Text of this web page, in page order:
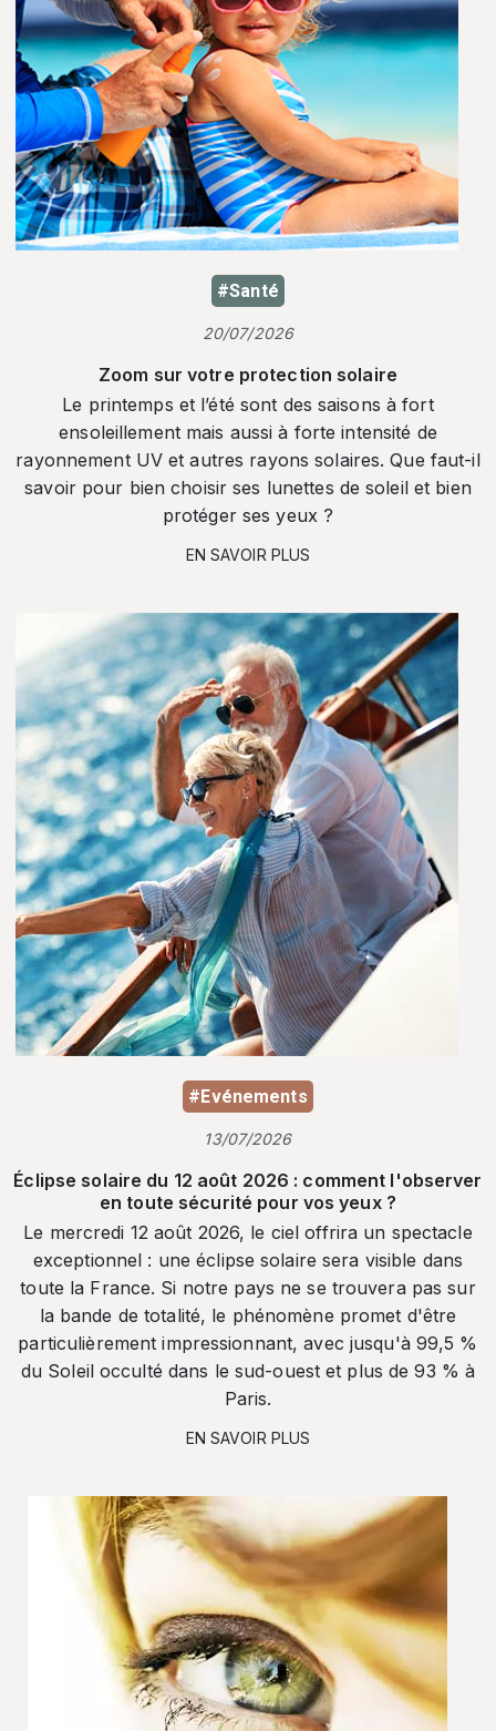
#Santé
20/07/2026
Zoom sur votre protection solaire
Le printemps et l’été sont des saisons à fort
ensoleillement mais aussi à forte intensité de
rayonnement UV et autres rayons solaires. Que faut-il
savoir pour bien choisir ses lunettes de soleil et bien
protéger ses yeux ?
EN SAVOIR PLUS
#Evénements
13/07/2026
Éclipse solaire du 12 août 2026 : comment l'observer
en toute sécurité pour vos yeux ?
Le mercredi 12 août 2026, le ciel offrira un spectacle
exceptionnel : une éclipse solaire sera visible dans
toute la France. Si notre pays ne se trouvera pas sur
la bande de totalité, le phénomène promet d'être
particulièrement impressionnant, avec jusqu'à 99,5 %
du Soleil occulté dans le sud-ouest et plus de 93 % à
Paris.
EN SAVOIR PLUS